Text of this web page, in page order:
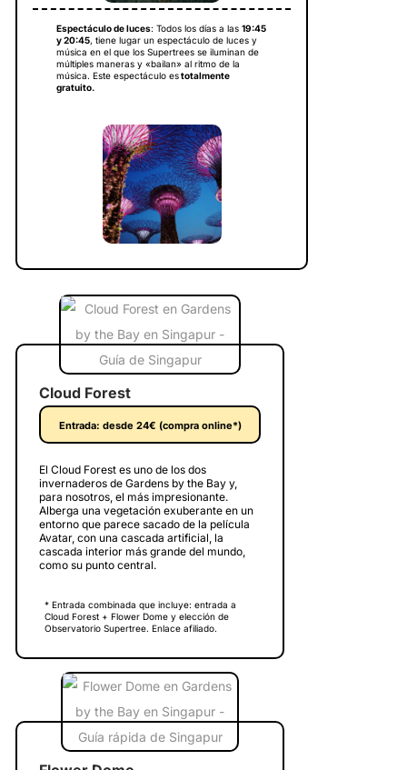
Espectáculo de luces: Todos los días a las 19:45
y 20:45, tiene lugar un espectáculo de luces y
música en el que los Supertrees se iluminan de
múltiples maneras y «bailan» al ritmo de la
música. Este espectáculo estotalmente
gratuito.
Cloud Forest
Entrada: desde 24€ (compra online*)
El Cloud Forest es uno de los dos
invernaderos de Gardens by the Bay y,
para nosotros, el más impresionante.
Alberga una vegetación exuberante en un
entorno que parece sacado de la película
Avatar, con una cascada artificial, la
cascada interior más grande del mundo,
como su punto central.
* Entrada combinada que incluye: entrada a
Cloud Forest + Flower Dome y elección de
Observatorio Supertree. Enlace afiliado.